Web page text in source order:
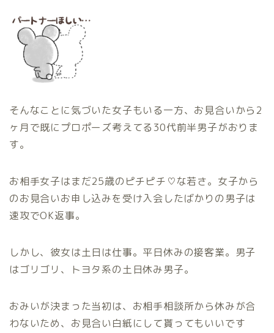
そんなことに気づいた女子もいる一方、お見合いから2
ヶ月で既にプロポーズ考えてる30代前半男子がおりま
す。
お相手女子はまだ25歳のピチピチ♡な若さ。女子から
のお見合いお申し込みを受け入会したばかりの男子は
速攻でOK返事。
しかし、彼女は土日は仕事。平日休みの接客業。男子
はゴリゴリ、トヨタ系の土日休み男子。
おみいが決まった当初は、お相手相談所から休みが合
わないため、お見合い白紙にして貰ってもいいです